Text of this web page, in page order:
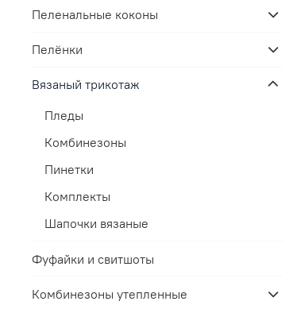
Пеленальные коконы
Пелёнки
Вязаный трикотаж
Пледы
Комбинезоны
Пинетки
Комплекты
Шапочки вязаные
Фуфайки и свитшоты
Комбинезоны утепленные